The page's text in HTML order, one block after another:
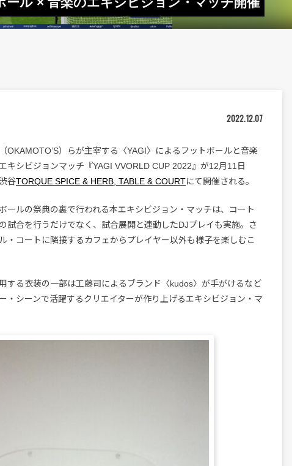
2022.12.07
OKAMOTO’S）らが主宰する〈YAGI〉によるフットボールと音楽
キシビジョンマッチ『YAGI VVORLD CUP 2022』が12月11日
谷TORQUE SPICE & HERB, TABLE & COURTにて開催される。
ールの祭典の裏で行われる本エキシビジョン・マッチは、コート
試合を行うだけでなく、試合展開と連動したDJプレイも実施。さ
・コートに隣接するカフェからプレイヤー以外も様子を楽しむこ
する衣装の一部は工藤司によるブランド〈kudos〉が手がけるなど
・シーンで活躍するクリエイターが作り上げるエキシビジョン・マ